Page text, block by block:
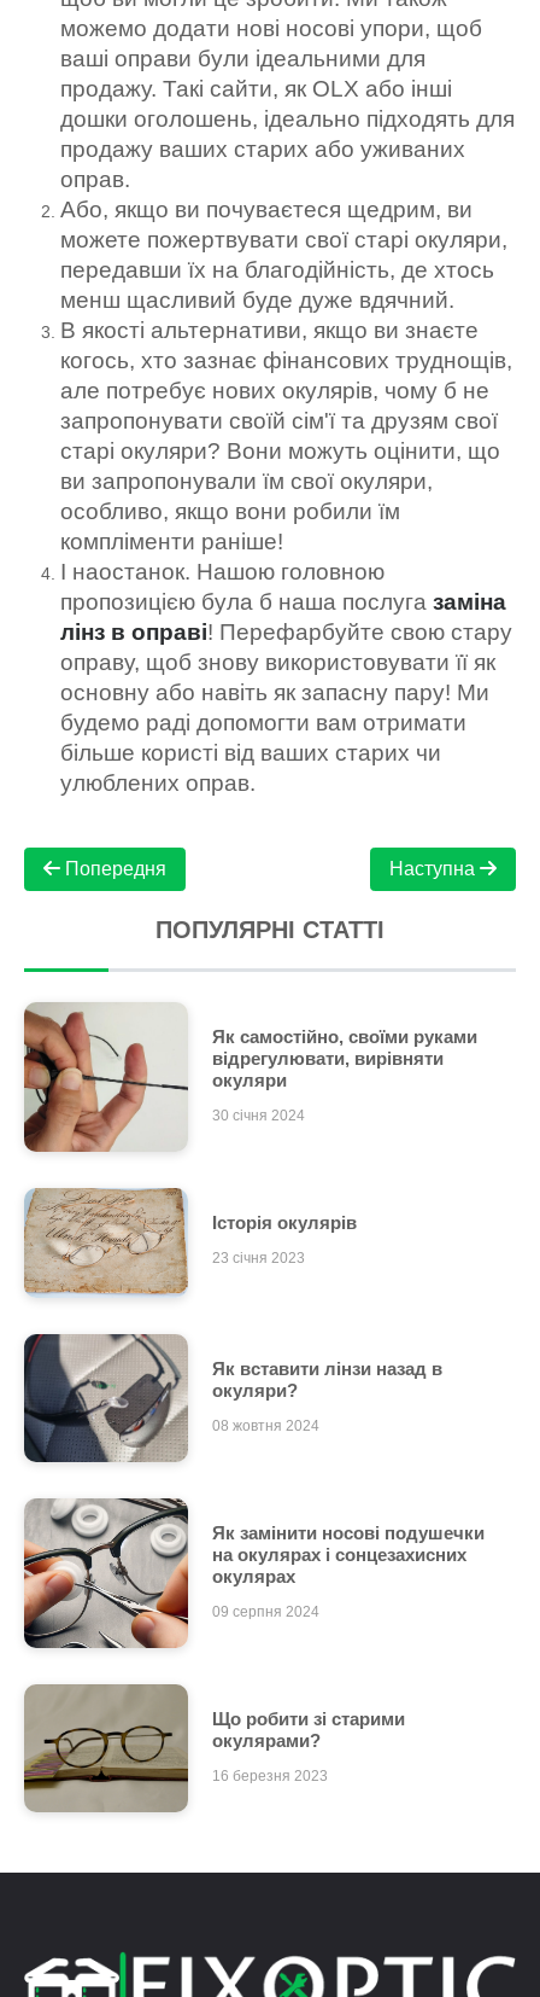
можемо додати нові носові упори, щоб
ваші оправи були ідеальними для
продажу. Такі сайти, як OLX або інші
дошки оголошень, ідеально підходять для
продажу ваших старих або уживаних
оправ.
Або, якщо ви почуваєтеся щедрим, ви
можете пожертвувати свої старі окуляри,
передавши їх на благодійність, де хтось
менш щасливий буде дуже вдячний.
В якості альтернативи, якщо ви знаєте
когось, хто зазнає фінансових труднощів,
але потребує нових окулярів, чому б не
запропонувати своїй сім'ї та друзям свої
старі окуляри? Вони можуть оцінити, що
ви запропонували їм свої окуляри,
особливо, якщо вони робили їм
компліменти раніше!
І наостанок. Нашою головною
пропозицією була б наша послуга заміна
лінз в оправі! Перефарбуйте свою стару
оправу, щоб знову використовувати її як
основну або навіть як запасну пару! Ми
будемо раді допомогти вам отримати
більше користі від ваших старих чи
улюблених оправ.
Попередня Наступна
ПОПУЛЯРНІ СТАТТІ
Як самостійно, своїми руками
відрегулювати, вирівняти
окуляри
30 січня 2024
Історія окулярів
23 січня 2023
Як вставити лінзи назад в
окуляри?
08 жовтня 2024
Як замінити носові подушечки
на окулярах і сонцезахисних
окулярах
09 серпня 2024
Що робити зі старими
окулярами?
16 березня 2023